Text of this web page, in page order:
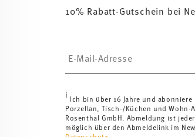
10% Rabatt-Gutschein bei
i Ich bin über 16 Jahre und
Porzellan, Tisch-/Küchen und Wohn-
Rosenthal GmbH. Abmeldung ist
möglich über den Abmeldelink im